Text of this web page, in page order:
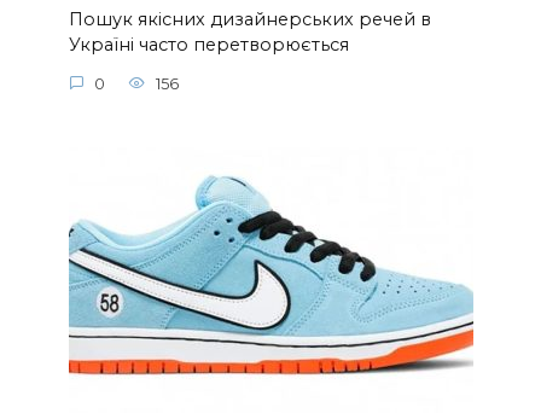
Пошук якісних дизайнерських речей в
Україні часто перетворюється
0 156